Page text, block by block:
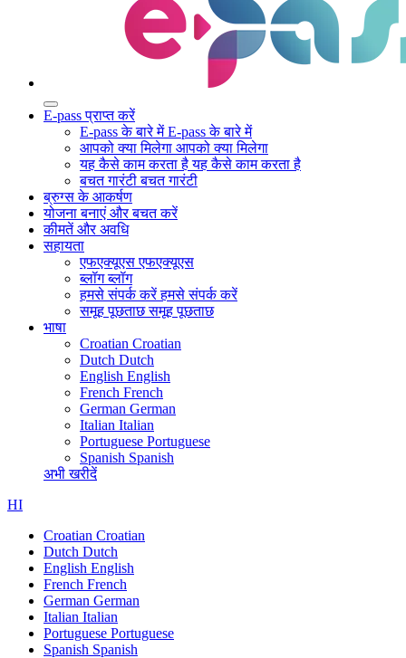
E-pass प्राप्त करें
E-pass के बारे में E-pass के बारे में
आपको क्या मिलेगा आपको क्या मिलेगा
यह कैसे काम करता हैयह कैसे काम करता है
बचत गारंटी बचत गारंटी
ब्रुग्स के आकर्षण
योजना बनाएं और बचत करें
कीमतें और अवधि
सहायता
एफएक्यूएस एफएक्यूएस
ब्लॉग ब्लॉग
हमसे संपर्क करें हमसे संपर्क करें
समूह पूछताछ समूह पूछताछ
भाषा
Croatian Croatian
Dutch Dutch
English English
French French
German German
Italian Italian
Portuguese Portuguese
Spanish Spanish
अभी खरीदें
HI
Croatian Croatian
Dutch Dutch
English English
French French
German German
Italian Italian
Portuguese Portuguese
Spanish Spanish